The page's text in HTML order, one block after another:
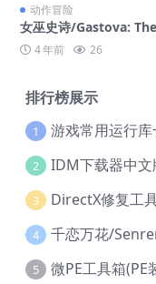
动作冒险
女巫史诗/Gastova:
hes of Arkana
4 年前 26
排行榜展示
1 游戏常用运行
2
3 DirectX修复工
4 千恋万花/
5 微PE工具箱(PE